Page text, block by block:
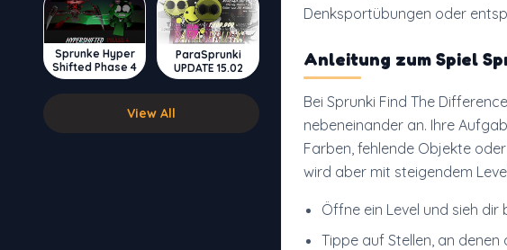
Sprunke Hyper
Shifted Phase 4
ParaSprunki
UPDATE 15.02
View All
Denksportübungen oder
Anleitung zum Spiel
Bei Sprunki Find The
nebeneinander an. Ihre
Farben, fehlende Objekte
wird aber mit steigendem
Öffne ein Level und sieh dir
Tippe auf Stellen, an denen